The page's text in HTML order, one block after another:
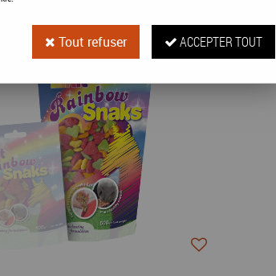
Tout refuser ACCEPTER TOUT